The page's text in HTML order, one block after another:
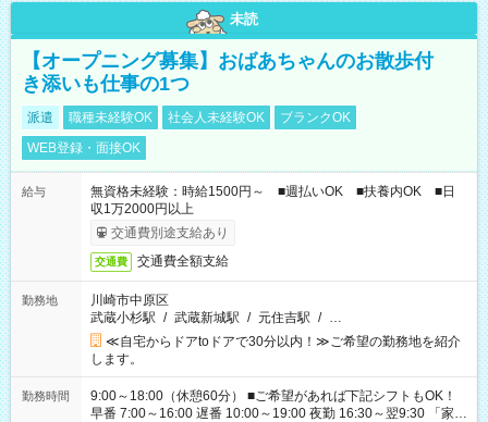
未読
【オープニング募集】おばあちゃんのお散歩付
き添いも仕事の1つ
派遣 職種未経験OK 社会人未経験OK
ブランクOK
WEB登録・面接OK
給与
無資格未経験：時給1500円～ ■週払いOK ■扶養内OK ■日
収1万2000円以上
交通費別途支給あり
交通費 交通費全額支給
勤務地
川崎市中原区
武蔵小杉駅 / 武蔵新城駅 / 元住吉駅 / …
≪自宅からドアtoドアで30分以内！≫ご希望の勤務地を紹介
します。
勤務時間
9:00～18:00（休憩60分） ■ご希望があれば下記シフトもOK！
早番 7:00～16:00 遅番 10:00～19:00 夜勤 16:30～翌9:30 「家族